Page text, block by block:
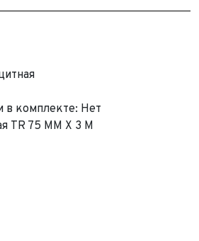
комплекте: Нет
TR 75 ММ Х 3 М